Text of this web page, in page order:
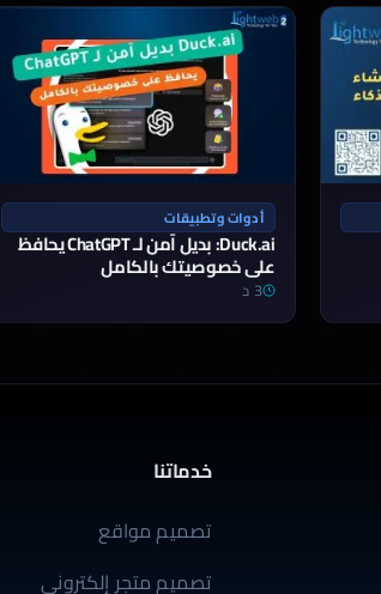
أدوات وتطبيقات
Duck.ai: بديل آمن لـ ChatGPT يحافظ
على خصوصيتك بالكامل
3 د
خدماتنا
تصميم مواقع
تصميم متجر إلكتروني